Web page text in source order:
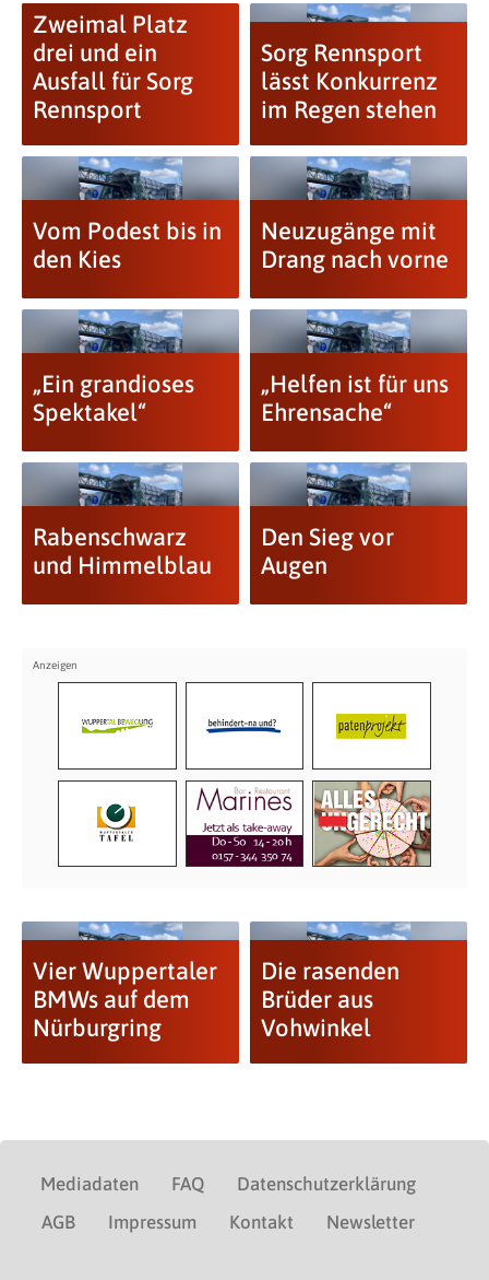
Zweimal Platz
drei und ein
Ausfall für Sorg
Rennsport
Sorg Rennsport
lässt Konkurrenz
im Regen stehen
Vom Podest bis in
den Kies
Neuzugänge mit
Drang nach vorne
„Ein grandioses
Spektakel“
„Helfen ist für uns
Ehrensache“
Rabenschwarz
und Himmelblau
Den Sieg vor
Augen
Vier Wuppertaler
BMWs auf dem
Nürburgring
Die rasenden
Brüder aus
Vohwinkel
Mediadaten FAQ
Datenschutzerklärung
AGB
Impressum Kontakt Newsletter